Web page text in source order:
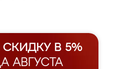
В 5%
АВГУСТА